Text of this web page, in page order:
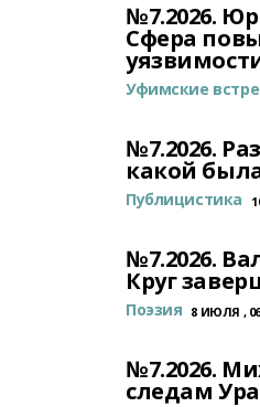
№7.2026.
Сфера
Уфимские
№7.2026.
какой
Публицистика
№7.2026.
Круг
Поэзия 8 ИЮЛЯ ,
№7.2026.
следам